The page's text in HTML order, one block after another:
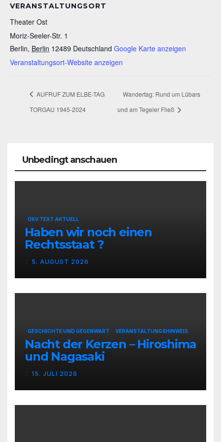
VERANSTALTUNGSORT
Theater Ost
Moriz-Seeler-Str. 1
Berlin, Berlin 12489 Deutschland Google Karte anzeigen
Veranstaltungsort-Website anzeigen
AUFRUF ZUM ELBE-TAG
TORGAU 1945-2024
Wandertag: Rund um Lübars
und am Tegeler Fließ
Unbedingt anschauen
OKV TEXT AKTUELL
Haben wir noch einen
Rechtsstaat ?
5. AUGUST 2026
GESCHICHTE UND GEGENWART VERANSTALTUNGSHINWEIS
Nacht der Kerzen – Hiroshima
und Nagasaki
15. JULI 2026